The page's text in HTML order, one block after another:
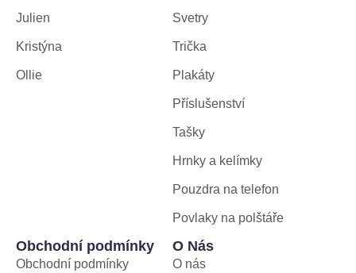
Julien
Kristýna
Ollie
Svetry
Trička
Plakáty
Příslušenství
Tašky
Hrnky a kelímky
Pouzdra na telefon
Povlaky na polštáře
Obchodní podmínky
Obchodní podmínky
O Nás
O nás